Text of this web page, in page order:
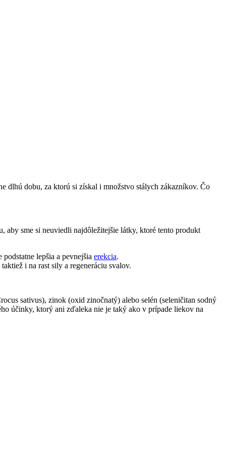
dlhú dobu, za ktorú si získal i množstvo stálych zákazníkov. Čo
sme si neuviedli najdôležitejšie látky, ktoré tento produkt
lepšia a pevnejšia erekcia.
i na rast sily a regeneráciu svalov.
sativus), zinok (oxid zinočnatý) alebo selén (seleničitan sodný
účinky, ktorý ani zďaleka nie je taký ako v prípade liekov na